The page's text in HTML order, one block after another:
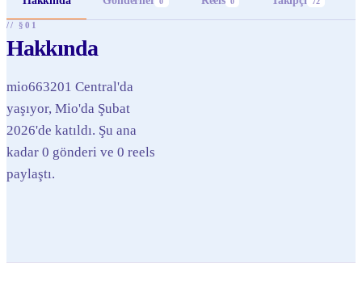
// §01
Hakkında
mio663201 Central'da
yaşıyor, Mio'da Şubat
2026'de katıldı. Şu ana
kadar 0 gönderi ve 0 reels
paylaştı.